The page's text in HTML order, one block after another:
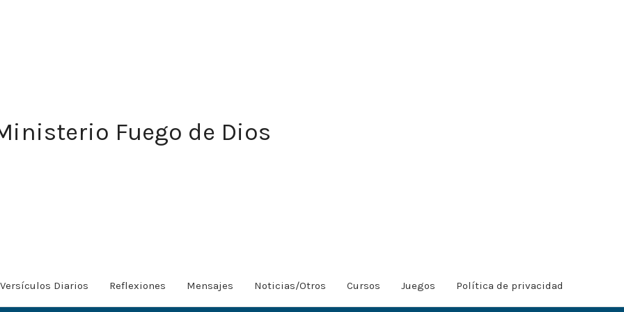
Fuego de Dios
Versículos Diarios Reflexiones Mensajes Noticias/Otros Cursos Juegos Política de privacidad